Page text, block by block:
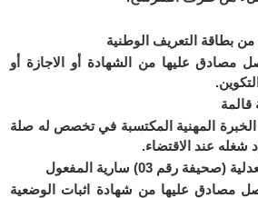
الوطنية
من الشهادة أو الاجازة أو
المكتسبة في تخصص له صلة
الاقتضاء.
المفعول
من شهادة اثبات الوضعية